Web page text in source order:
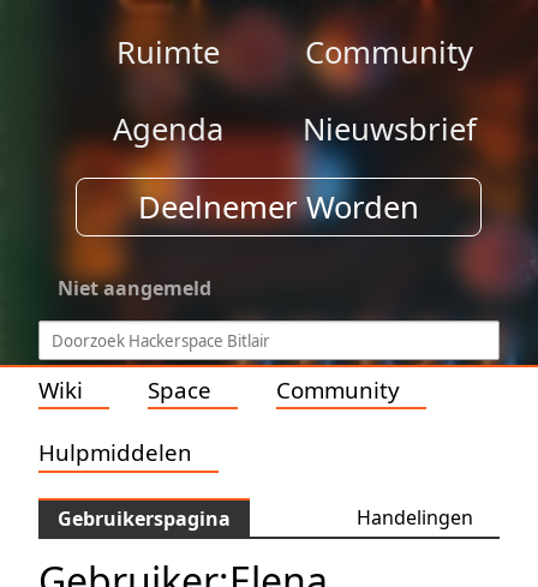
Ruimte
Community
Agenda
Nieuwsbrief
Deelnemer Worden
Niet aangemeld
Wiki Space Community
Hulpmiddelen
Gebruikerspagina Handelingen